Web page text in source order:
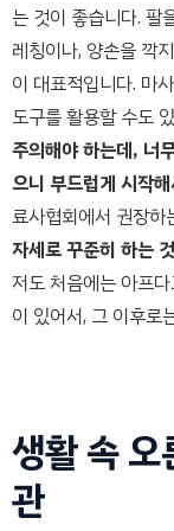
는 것이 좋습니다. 팔
레칭이나, 양손을 깍
이 대표적입니다. 마
도구를 활용할 수도
주의해야 하는데, 너
으니 부드럽게 시작
료사협회에서 권장
자세로 꾸준히 하는
저도 처음에는 아프
이 있어서, 그 이후로
생활 속
관